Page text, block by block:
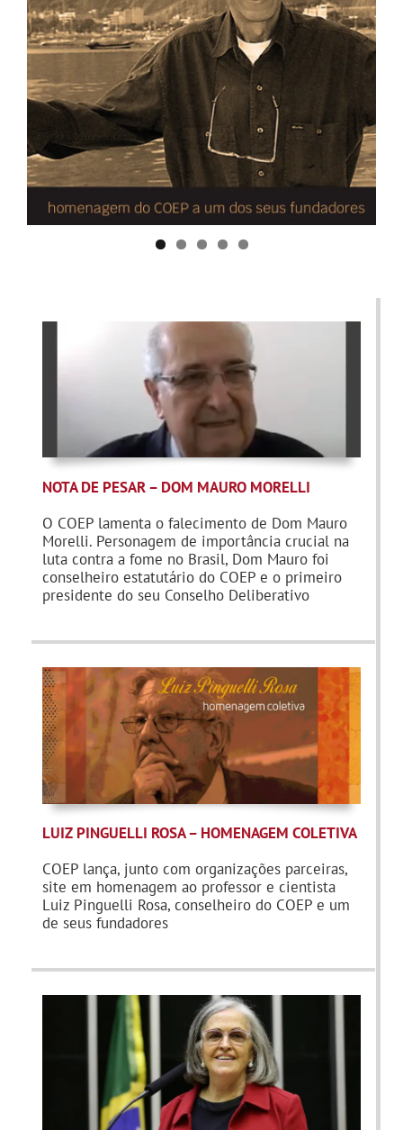
NOTA DE PESAR – DOM MAURO MORELLI
O COEP lamenta o falecimento de Dom Mauro
Morelli. Personagem de importância crucial na
luta contra a fome no Brasil, Dom Mauro foi
conselheiro estatutário do COEP e o primeiro
presidente do seu Conselho Deliberativo
LUIZ PINGUELLI ROSA – HOMENAGEM COLETIVA
COEP lança, junto com organizações parceiras,
site em homenagem ao professor e cientista
Luiz Pinguelli Rosa, conselheiro do COEP e um
de seus fundadores